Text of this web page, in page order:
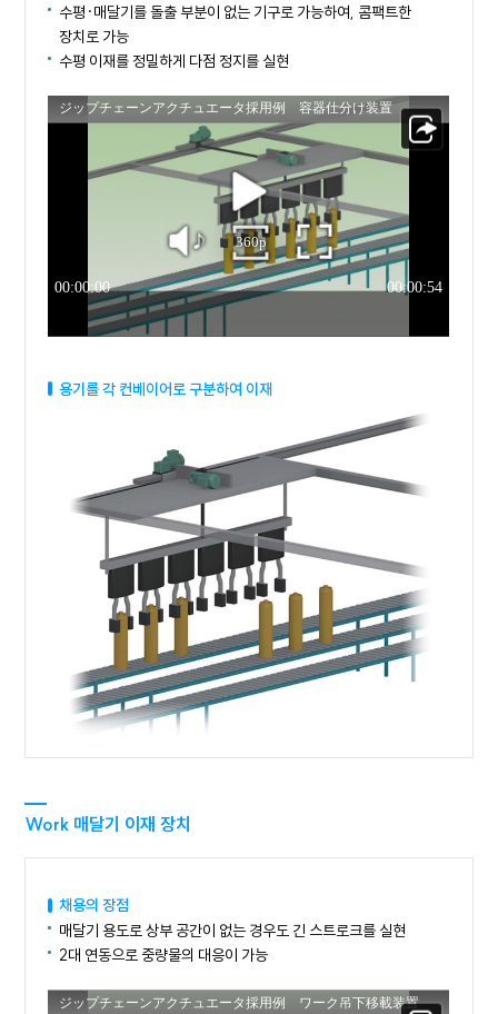
수평·매달기를 돌출 부분이 없는 기구로 가능하여, 콤팩트한
장치로 가능
수평 이재를 정밀하게 다점 정지를 실현
용기를 각 컨베이어로 구분하여 이재
Work 매달기 이재 장치
채용의 장점
매달기 용도로 상부 공간이 없는 경우도 긴 스트로크를 실현
2대 연동으로 중량물의 대응이 가능